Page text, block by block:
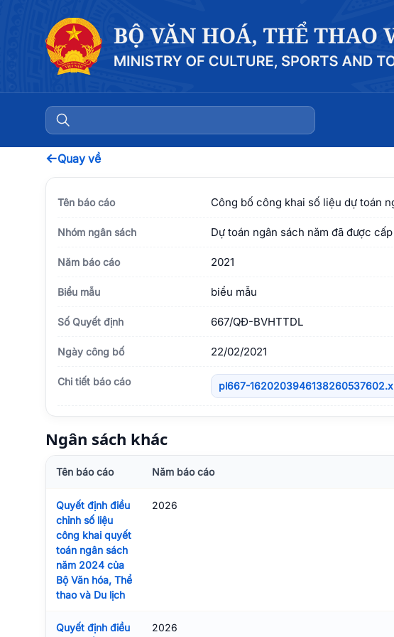
←Quay về
Tên báo cáo Công bố công khai số liệu dự toán
Nhóm ngân sách Dự toán ngân sách năm đã được
Năm báo cáo 2021
Biểu mẫu biểu mẫu
Số Quyết định 667/QÐ-BVHTTDL
Ngày công bố 22/02/2021
Chi tiết báo cáo pl667-
Ngân sách khác
Tên báo cáo Năm báo cáo
Quyết định điều
chỉnh số liệu
công khai quyết
toán ngân sách
năm 2024 của
Bộ Văn hóa, Thể
thao và Du lịch
2026
Quyết định điều
2026